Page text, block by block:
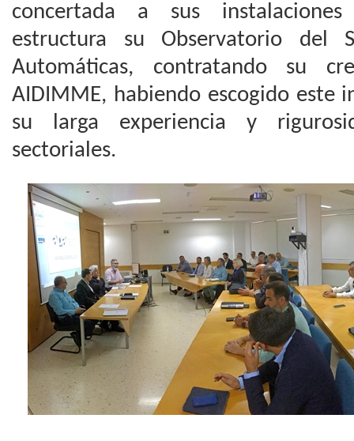
concertada a sus
estructura su Observatorio del
Automáticas, contratando su
AIDIMME, habiendo escogido este
su larga experiencia y
sectoriales.